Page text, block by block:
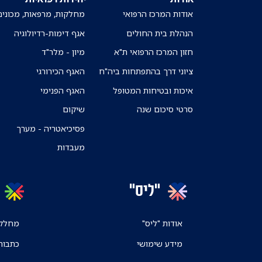
אודות המרכז הרפואי
הנהלת בית החולים
חזון המרכז הרפואי ת"א
ציוני דרך בהתפתחות ביה"ח
איכות ובטיחות המטופל
סרטי סיכום שנה
מחלקות, מרפאות,
אגף דימות-רדיולוגיה
מיון - מלר"ד
האגף הכירורגי
האגף הפנימי
שיקום
פסיכיאטריה - מערך
מעבדות
"ליס"
אודות "ליס"
מידע שימושי